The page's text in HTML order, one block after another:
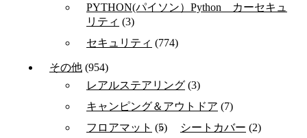
PYTHON(パイソン）Python カーセキュ
リティ (3)
セキュリティ (774)
その他 (954)
レアルステアリング (3)
キャンピング＆アウトドア (7)
フロアマット (5) シートカバー (2)